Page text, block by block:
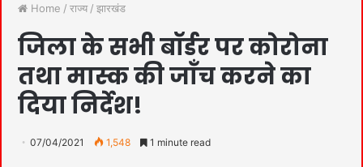
Home / राज्य / झारखंड
जिला के सभी बॉर्डर पर कोरोना
तथा मास्क की जाँच करने का
दिया निर्देश!
07/04/2021 1,548 1 minute read